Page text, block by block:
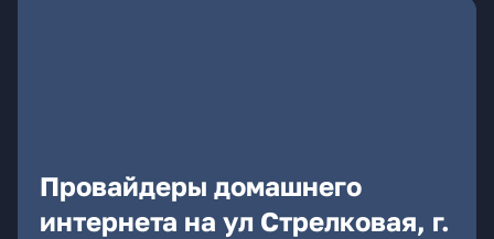
Провайдеры домашнего
интернета на ул Стрелковая, г.